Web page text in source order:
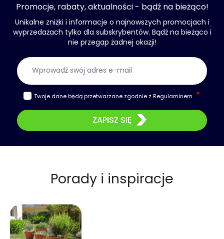
Promocje, rabaty, aktualności - bądź na bieżąco!
Unikalne zniżki i informacje o najnowszych promocjach i
wyprzedażach tylko dla subskrybentów. Bądź na bieżąco i
nie przegap żadnej okazji!
Twoje dane będą przetwarzane zgodnie z Regulaminem.
ZAPISZ SIĘ
Porady i inspiracje